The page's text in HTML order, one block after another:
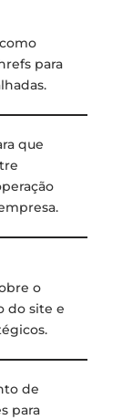
para
que
o
do site e
de
para